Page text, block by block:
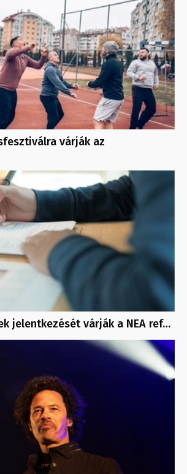
várják az
jelentkezését várják a NEA ref…